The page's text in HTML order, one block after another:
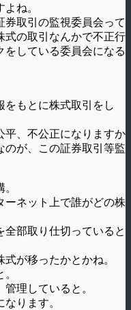
ね。
券取引の監視委員会って
式の取引なんかで不正行
している委員会になる
もとに株式取引をし
平、不公正になりますか
のが、この証券取引等監
ーネット上で誰がどの株
部取り仕切っていると
が移ったかとかね。
理していると。
ります。